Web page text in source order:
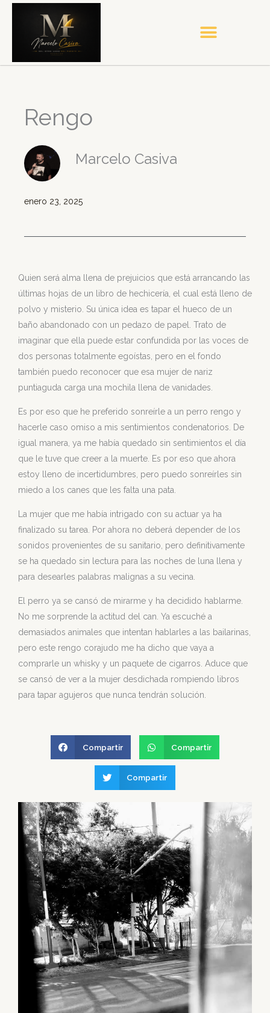
contenido
Rengo
Marcelo Casiva
enero 23, 2025
Quien será alma llena de prejuicios que está arrancando las
últimas hojas de un libro de hechicería, el cual está lleno de
polvo y misterio. Su única idea es tapar el hueco de un
baño abandonado con un pedazo de papel. Trato de
imaginar que ella puede estar confundida por las voces de
dos personas totalmente egoístas, pero en el fondo
también puedo reconocer que esa mujer de nariz
puntiaguda carga una mochila llena de vanidades.
Es por eso que he preferido sonreírle a un perro rengo y
hacerle caso omiso a mis sentimientos condenatorios. De
igual manera, ya me había quedado sin sentimientos el día
que le tuve que creer a la muerte. Es por eso que ahora
estoy lleno de incertidumbres, pero puedo sonreírles sin
miedo a los canes que les falta una pata.
La mujer que me había intrigado con su actuar ya ha
finalizado su tarea. Por ahora no deberá depender de los
sonidos provenientes de su sanitario, pero definitivamente
se ha quedado sin lectura para las noches de luna llena y
para desearles palabras malignas a su vecina.
El perro ya se cansó de mirarme y ha decidido hablarme.
No me sorprende la actitud del can. Ya escuché a
demasiados animales que intentan hablarles a las bailarinas,
pero este rengo corajudo me ha dicho que vaya a
comprarle un whisky y un paquete de cigarros. Aduce que
se cansó de ver a la mujer desdichada rompiendo libros
para tapar agujeros que nunca tendrán solución.
Compartir Compartir
Compartir